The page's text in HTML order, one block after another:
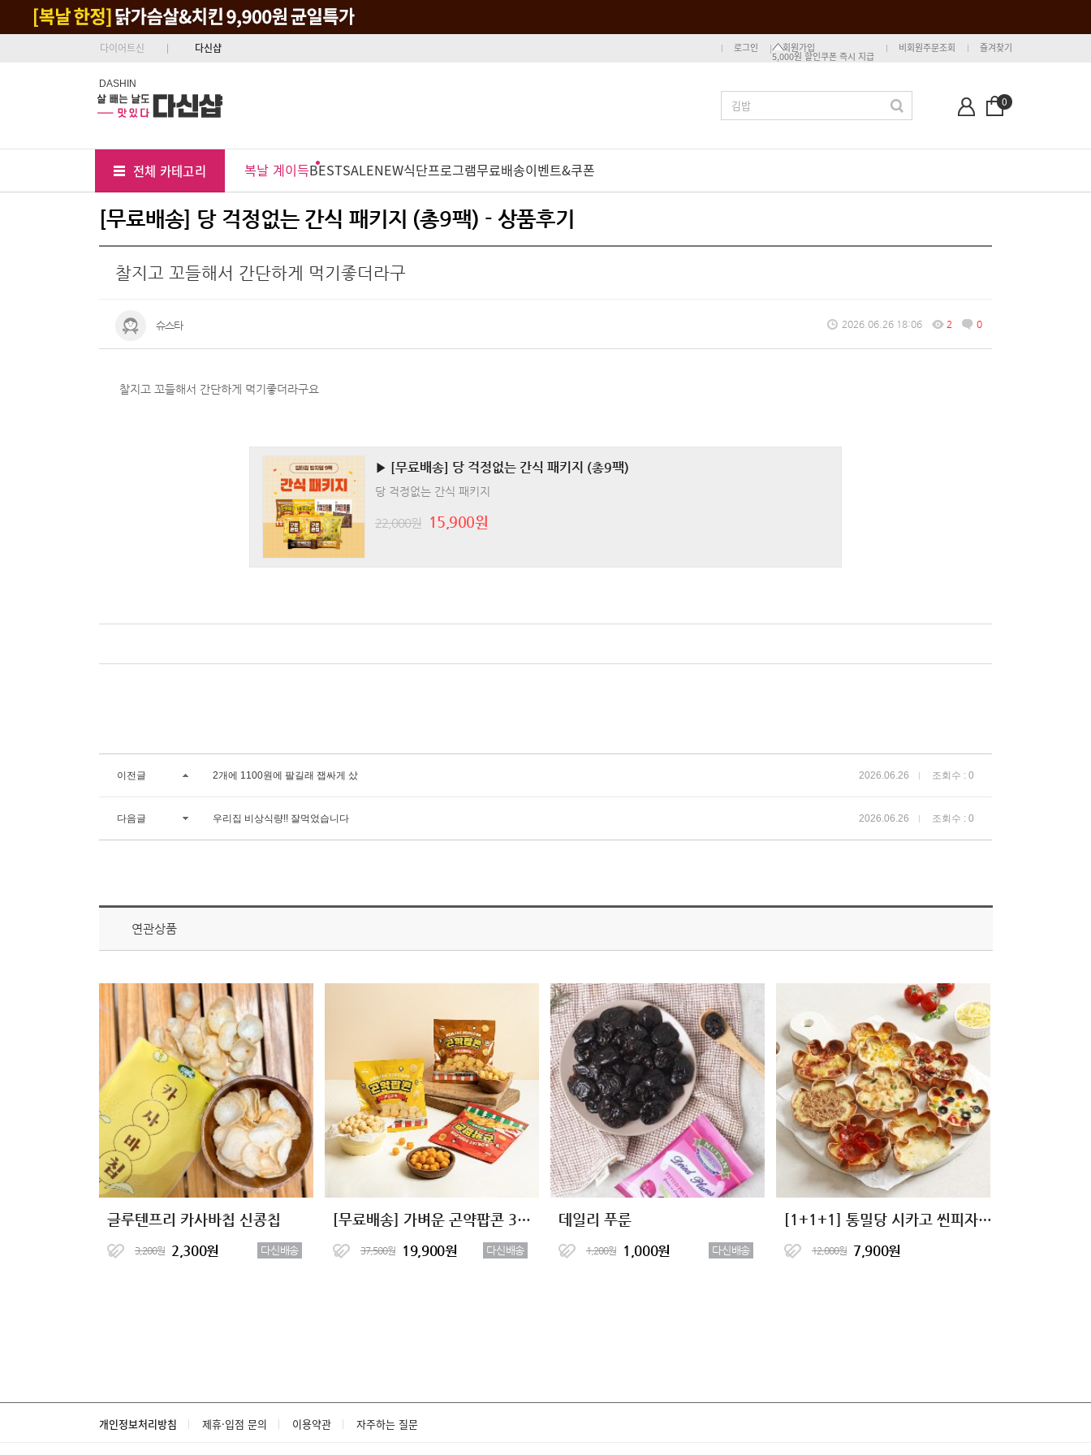
다이어트신 다신샵 로그인 회원가입
5,000원 할인쿠폰 즉시 지급
비회원주문조회 즐겨찾기
DASHIN
0
전체 카테고리 복날 계이득BESTSALENEW식단프로그램무료배송이벤트&쿠폰
[무료배송] 당 걱정없는 간식 패키지 (총9팩) - 상품후기
찰지고 꼬들해서 간단하게 먹기좋더라구
슈스타 2026.06.26 18:06 2 0
찰지고 꼬들해서 간단하게 먹기좋더라구요
▶ [무료배송] 당 걱정없는 간식 패키지 (총9팩)
당 걱정없는 간식 패키지
22,000원 15,900원
이전글 2개에 1100원에 팔길래 잽싸게 샀 2026.06.26 조회수 : 0
다음글 우리집 비상식량!! 잘먹었습니다 2026.06.26 조회수 : 0
연관상품
글루텐프리 카사바칩 신콩칩
3,200원 2,300원 다신배송
[무료배송] 가벼운 곤약팝콘 3종 15봉
37,500원 19,900원 다신배송
데일리 푸룬
1,200원 1,000원 다신배송
[1+1+1] 통밀당 시카고 씬피자 8종
12,000원 7,900원
개인정보처리방침 제휴·입점 문의 이용약관 자주하는 질문